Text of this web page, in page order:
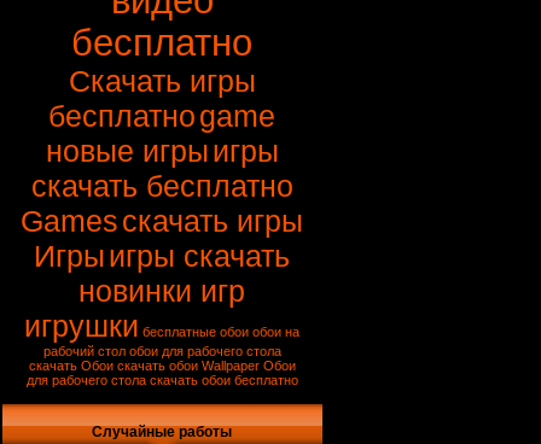
бесплатно
Скачать игры
бесплатноgame
новые игрыигры
скачать бесплатно
Gamesскачать игры
Игрыигры скачать
новинки игр
игрушки бесплатные обои обои на
рабочий стол обои для рабочего стола
скачать Обои скачать обои Wallpaper Обои
для рабочего стола скачать обои бесплатно
Случайные работы